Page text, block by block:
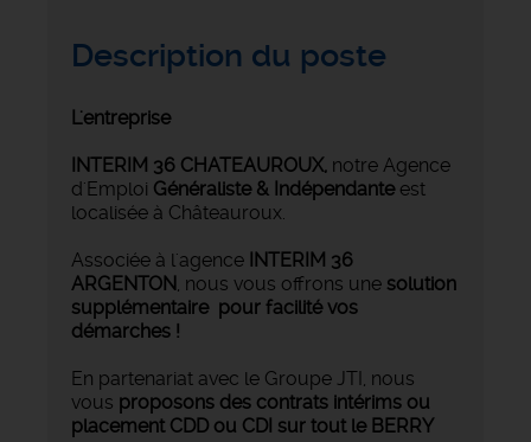
Description du poste
L'entreprise
INTERIM 36 CHATEAUROUX, notre Agence
d'Emploi Généraliste & Indépendante est
localisée à Châteauroux.
Associée à l'agence INTERIM 36
ARGENTON, nous vous offrons une solution
supplémentaire pour facilité vos
démarches !
En partenariat avec le Groupe JTI, nous
vous proposons des contrats intérims ou
placement CDD ou CDI sur tout le BERRY